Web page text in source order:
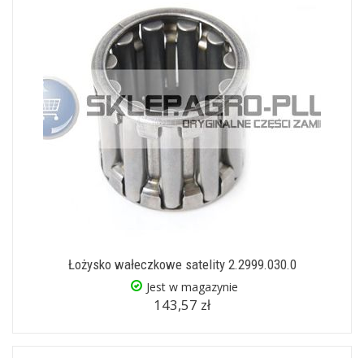
Łożysko wałeczkowe satelity 2.2999.030.0
Jest w magazynie
143,57 zł